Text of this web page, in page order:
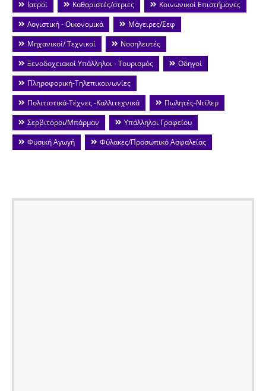
Ιατροί Καθαριστές/στριες
Κοινωνικοί Επιστήμονες
Λογιστική - Οικονομικά
Μάγειρες/Σεφ
Μηχανικοί/ Τεχνικοί
Νοσηλευτές
Ξενοδοχειακοί Υπάλληλοι - Τουρισμός
Οδηγοί
Πληροφορική-Τηλεπικοινωνίες
Πολιτιστικά-Τέχνες -Καλλιτεχνικά
Πωλητές-Ντίλερ
Σερβιτόροι/Μπάρμαν
Υπάλληλοι Γραφείου
Φυσική Αγωγή
Φύλακες/Προσωπικό Ασφαλείας